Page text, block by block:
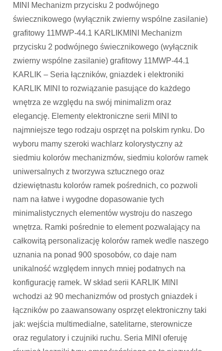
MINI Mechanizm przycisku 2 podwójnego
świecznikowego (wyłącznik zwierny wspólne zasilanie)
grafitowy 11MWP-44.1 KARLIKMINI Mechanizm
przycisku 2 podwójnego świecznikowego (wyłącznik
zwierny wspólne zasilanie) grafitowy 11MWP-44.1
KARLIK – Seria łączników, gniazdek i elektroniki
KARLIK MINI to rozwiązanie pasujące do każdego
wnętrza ze względu na swój minimalizm oraz
elegancję. Elementy elektroniczne serii MINI to
najmniejsze tego rodzaju osprzęt na polskim rynku. Do
wyboru mamy szeroki wachlarz kolorystyczny aż
siedmiu kolorów mechanizmów, siedmiu kolorów ramek
uniwersalnych z tworzywa sztucznego oraz
dziewiętnastu kolorów ramek pośrednich, co pozwoli
nam na łatwe i wygodne dopasowanie tych
minimalistycznych elementów wystroju do naszego
wnętrza. Ramki pośrednie to element pozwalający na
całkowitą personalizację kolorów ramek wedle naszego
uznania na ponad 900 sposobów, co daje nam
unikalność względem innych mniej podatnych na
konfigurację ramek. W skład serii KARLIK MINI
wchodzi aż 90 mechanizmów od prostych gniazdek i
łączników po zaawansowany osprzęt elektroniczny taki
jak: wejścia multimedialne, satelitarne, sterownicze
oraz regulatory i czujniki ruchu. Seria MINI oferuję